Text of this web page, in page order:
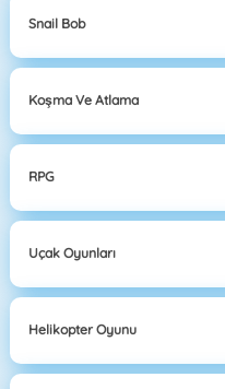
Snail Bob
Koşma Ve Atlama
RPG
Uçak Oyunları
Helikopter Oyunu